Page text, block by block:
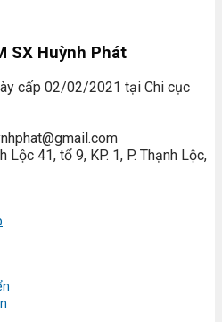
SX Huỳnh Phát
cấp 02/02/2021 tại Chi cục
41, tổ 9, KP. 1, P. Thạnh Lộc,